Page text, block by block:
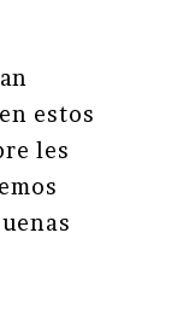
estos
les